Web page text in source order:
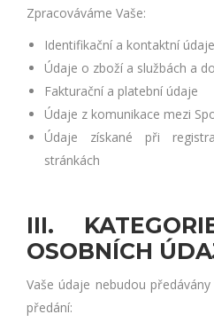
Zpracováváme Vaše:
Identifikační a kontaktní údaje
Údaje o zboží a službách a
Fakturační a platební údaje
Údaje z komunikace mezi
Údaje získané při
stránkách
III.
OSOBNÍCH
Vaše údaje nebudou
předání: